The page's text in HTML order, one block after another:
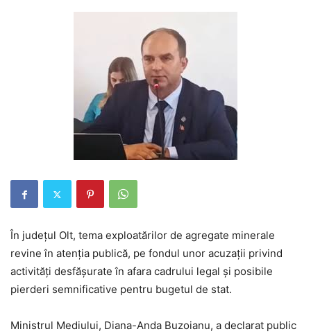
În județul Olt, tema exploatărilor de agregate minerale
revine în atenția publică, pe fondul unor acuzații privind
activități desfășurate în afara cadrului legal și posibile
pierderi semnificative pentru bugetul de stat.
Ministrul Mediului, Diana-Anda Buzoianu, a declarat public